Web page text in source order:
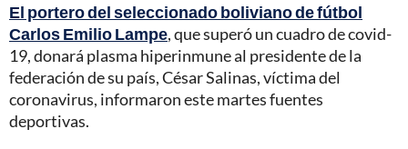
El portero del seleccionado boliviano de fútbol
Carlos Emilio Lampe, que superó un cuadro de covid-
19, donará plasma hiperinmune al presidente de la
federación de su país, César Salinas, víctima del
coronavirus, informaron este martes fuentes
deportivas.